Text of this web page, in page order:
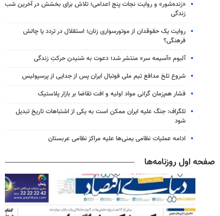
«زنده‌شور» و روایت نجات پنج اعدامی؛ تلاش برای بخشش در آخرین شب
زندگی
روایت یک حقوقدان از موتورسواری زنان؛ استقلال در تردد یا چالش
فرهنگی؟
آلبوم «آسیمه سر» منتشر شد؛ دعوت به شنیدن حرکتِ زندگی
شروع تلخ مدافع تیم ملی فوتبال ایران پس از جدایی از پرسپولیس
فشار هم‌زمان گرانی مواد اولیه و افت تقاضا بر بازار پلاستیک
تلگراف: جنگ علیه ایران ممکن است به یکی از اشتباهات تاریخ تبدیل
شود
ادامه عملیات نظامی یمنی‌ها علیه مراکز نظامی عربستان
صفحه اول روزنامه‌ها